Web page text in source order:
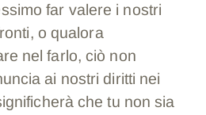
far valere i nostri
o qualora
nel farlo, ciò non
ai nostri diritti nei
che tu non sia